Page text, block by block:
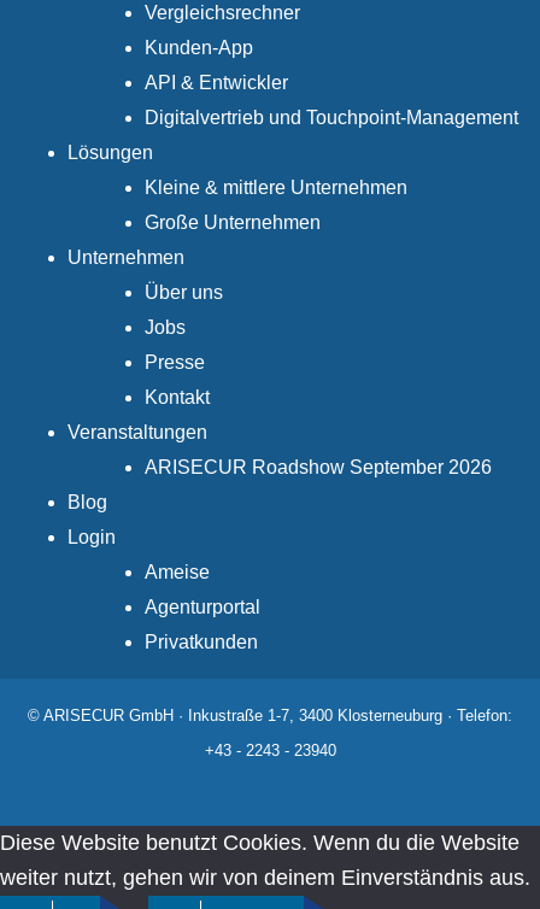
Vergleichsrechner
Kunden-App
API & Entwickler
Digitalvertrieb und Touchpoint-Management
Lösungen
Kleine & mittlere Unternehmen
Große Unternehmen
Unternehmen
Über uns
Jobs
Presse
Kontakt
Veranstaltungen
ARISECUR Roadshow September 2026
Blog
Login
Ameise
Agenturportal
Privatkunden
© ARISECUR GmbH · Inkustraße 1-7, 3400 Klosterneuburg · Telefon:
+43 - 2243 - 23940
Diese Website benutzt Cookies. Wenn du die Website
weiter nutzt, gehen wir von deinem Einverständnis aus.